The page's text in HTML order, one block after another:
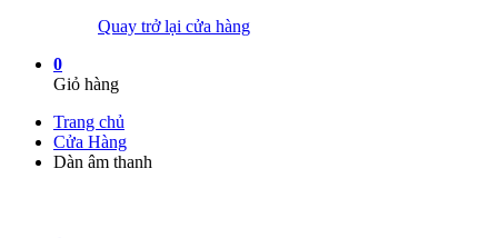
Quay trở lại cửa hàng
0
Giỏ hàng
Trang chủ
Cửa Hàng
Dàn âm thanh